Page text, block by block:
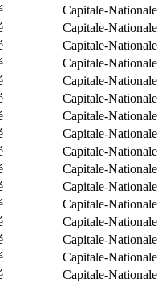
Capitale-Nationale
Capitale-Nationale
Capitale-Nationale
Capitale-Nationale
Capitale-Nationale
Capitale-Nationale
Capitale-Nationale
Capitale-Nationale
Capitale-Nationale
Capitale-Nationale
Capitale-Nationale
Capitale-Nationale
Capitale-Nationale
Capitale-Nationale
Capitale-Nationale
Capitale-Nationale